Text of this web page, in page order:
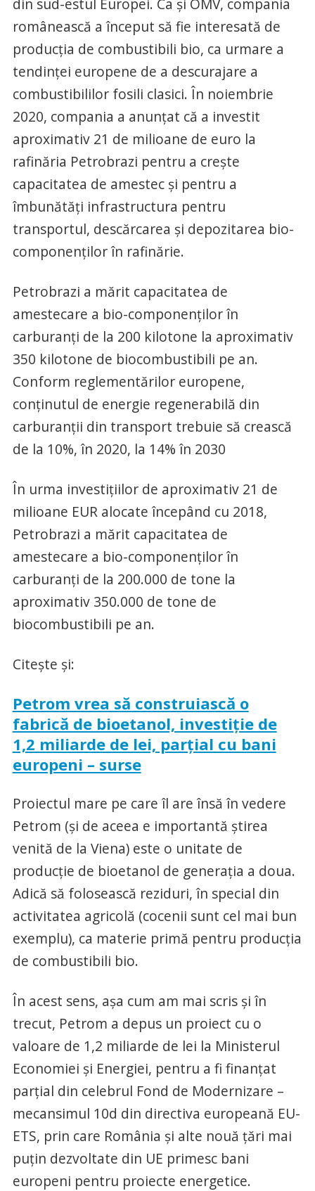
românească a început să fie interesată de
producția de combustibili bio, ca urmare a
tendinței europene de a descurajare a
combustibililor fosili clasici. În noiembrie
2020, compania a anunțat că a investit
aproximativ 21 de milioane de euro la
rafinăria Petrobrazi pentru a crește
capacitatea de amestec și pentru a
îmbunătăți infrastructura pentru
transportul, descărcarea și depozitarea bio-
componenților în rafinărie.
Petrobrazi a mărit capacitatea de
amestecare a bio-componenților în
carburanți de la 200 kilotone la aproximativ
350 kilotone de biocombustibili pe an.
Conform reglementărilor europene,
conținutul de energie regenerabilă din
carburanții din transport trebuie să crească
de la 10%, în 2020, la 14% în 2030
În urma investițiilor de aproximativ 21 de
milioane EUR alocate începând cu 2018,
Petrobrazi a mărit capacitatea de
amestecare a bio-componenților în
carburanți de la 200.000 de tone la
aproximativ 350.000 de tone de
biocombustibili pe an.
Citește și:
Petrom vrea să construiască o
fabrică de bioetanol, investiție de
1,2 miliarde de lei, parțial cu bani
europeni – surse
Proiectul mare pe care îl are însă în vedere
Petrom (și de aceea e importantă știrea
venită de la Viena) este o unitate de
producție de bioetanol de generația a doua.
Adică să folosească reziduri, în special din
activitatea agricolă (cocenii sunt cel mai bun
exemplu), ca materie primă pentru producția
de combustibili bio.
În acest sens, așa cum am mai scris și în
trecut, Petrom a depus un proiect cu o
valoare de 1,2 miliarde de lei la Ministerul
Economiei și Energiei, pentru a fi finanțat
parțial din celebrul Fond de Modernizare –
mecansimul 10d din directiva europeană EU-
ETS, prin care România și alte nouă țări mai
puțin dezvoltate din UE primesc bani
europeni pentru proiecte energetice.